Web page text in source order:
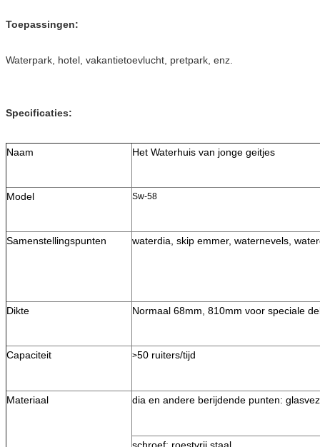
Toepassingen:
Waterpark, hotel, vakantietoevlucht, pretpark, enz.
Specificaties:
Naam Het Waterhuis van jonge geitjes
Model Sw-58
Samenstellingspunten waterdia, skip emmer, waternevels,
Dikte Normaal 68mm, 810mm voor speciale
Capaciteit >50 ruiters/tijd
Materiaal dia en andere berijdende punten: